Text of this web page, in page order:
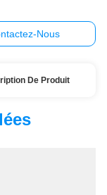
Nous
De Produit